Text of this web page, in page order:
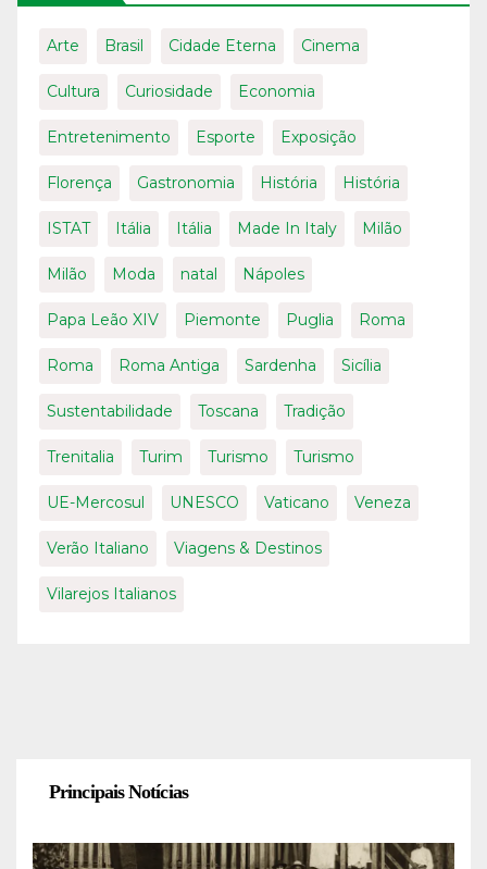
Arte Brasil Cidade Eterna Cinema
Cultura Curiosidade Economia
Entretenimento Esporte Exposição
Florença Gastronomia História História
ISTAT Itália Itália Made In Italy Milão
Milão Moda natal Nápoles
Papa Leão XIV Piemonte Puglia Roma
Roma Roma Antiga Sardenha Sicília
Sustentabilidade Toscana Tradição
Trenitalia Turim Turismo Turismo
UE-Mercosul UNESCO Vaticano Veneza
Verão Italiano Viagens & Destinos
Vilarejos Italianos
Principais Notícias